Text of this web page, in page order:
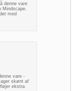
denne vare
Mindscape.
med
vare -
skønt af
ekstra